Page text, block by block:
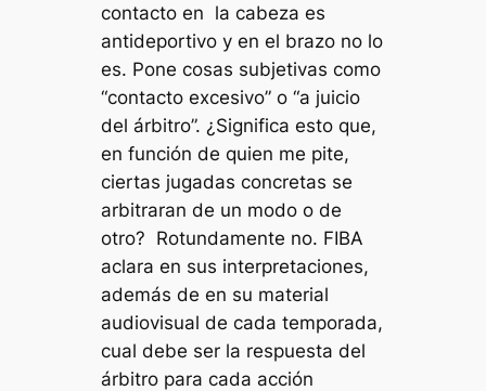
contacto en la cabeza es
antideportivo y en el brazo no lo
es. Pone cosas subjetivas como
“contacto excesivo” o “a juicio
del árbitro”. ¿Significa esto que,
en función de quien me pite,
ciertas jugadas concretas se
arbitraran de un modo o de
otro? Rotundamente no. FIBA
aclara en sus interpretaciones,
además de en su material
audiovisual de cada temporada,
cual debe ser la respuesta del
árbitro para cada acción